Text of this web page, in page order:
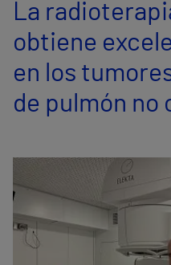
Servicios de salud
Equipo médico y asistencial
La
obtiene
en los
de pulmón no